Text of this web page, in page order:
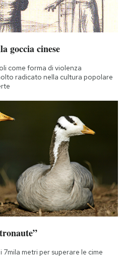
goccia cinese
come forma di violenza
radicato nella cultura popolare
metri per superare le cime